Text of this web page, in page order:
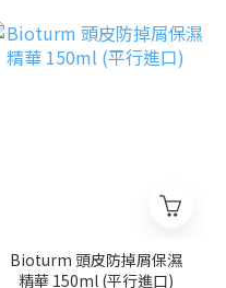
Bioturm 頭皮防掉屑保濕
精華 150ml (平行進口)